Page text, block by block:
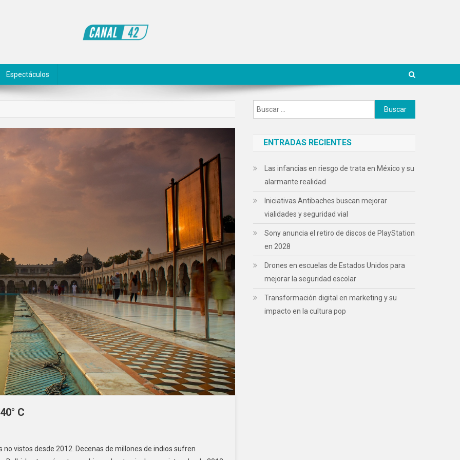
Espectáculos
C
vistos desde 2012. Decenas de millones de indios sufren
Buscar:
ENTRADAS RECIENTES
Las infancias en riesgo de trata en México y su
alarmante realidad
Iniciativas Antibaches buscan mejorar
vialidades y seguridad vial
Sony anuncia el retiro de discos de PlayStation
en 2028
Drones en escuelas de Estados Unidos para
mejorar la seguridad escolar
Transformación digital en marketing y su
impacto en la cultura pop